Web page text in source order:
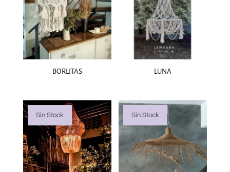
BORLITAS LUNA
Sin Stock Sin Stock